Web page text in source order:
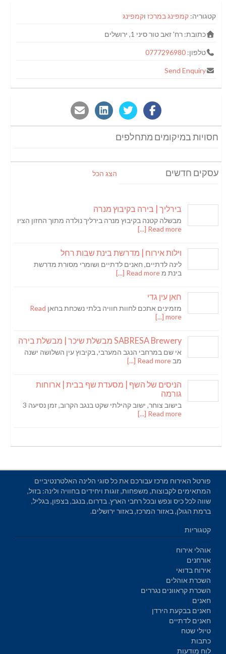
קטגוריה: קמפינג במרכזוקמפינג
כתובת:רח' זאב טור סיני 1, ירושלים
טלפון:0777296980
Send Enquiry
חסויות במיקומים מתחלפים
עסקים חדשים הצג הכל
בירליך | בירה בקיבוץ מנרה
מבשלה קטנה בקיבוץ מנרה בירליך נולדה מתוך החזון הציו
Read more [...]
וילות אירוח | מדרשת בינת שבות רחל
לינה לדתיים, חאנים לדתיים ושומרי מסורת מדרשת
בינת מRead more [...]
חאן עין גדי
מזמינים אתכם לחוות חוויה בלתי נשכחת בחאן Read
more [...]
SABRESA Brewery מבשלת שיכר | מבשלת בירה
אי שם במרחבי הנגב המערבי, בקיבוץ עין השלושה ישנה
מב Read more [...]
הניסים של השף | מסעדת שף בבית | ארוחות
גורמה
בישוב צוחר, ישוב קהילתי שקט בנגב הקרוב, זמן נסיעה 3
Read more [...]
פורטל האירוח מרכז עבורכם את כל סוגי הלינה האלטרנטיביים
המתאימים לקבוצות, משפחות, זוגות ויחידים בחוויה ולינה: בזול,
שווה לכל כיס ונפש ובכל רחבי הארץ. בדרום, בנגב, בצפון, בגליל,
ברמת הגולן, באזור המרכז, באזור ירושלים.
קטגוריות
אוהלי אירוח
אורחנים
אירוח בדואי
השכרת אוהלים
השכרת קראוונים נגררים
חאנים
חאנים בבקעת הירדן
חאנים לדתיים
טיולי שטח
כתבות
לוח מודעות